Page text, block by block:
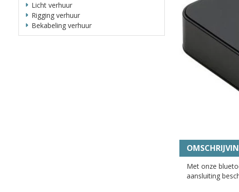
Licht verhuur
Rigging verhuur
Bekabeling verhuur
Met onze
aansluiting